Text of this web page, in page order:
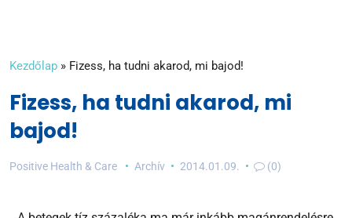
Kezdőlap » Fizess, ha tudni akarod, mi bajod!
Fizess, ha tudni akarod, mi
bajod!
Positive Health & Care Archív 2014.01.09. (0)